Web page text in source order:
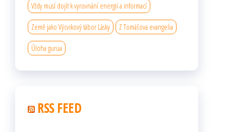
Vždy musí dojít k vyrovnání energií a informací
Země jako Výcvikový tábor Lásky Z Tomášova evangelia
Úloha gurua
RSS FEED